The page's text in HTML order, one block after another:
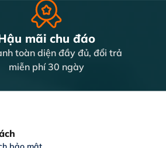
mãi chu đáo
toàn diện đầy đủ, đổi trả
miễn phí 30 ngày